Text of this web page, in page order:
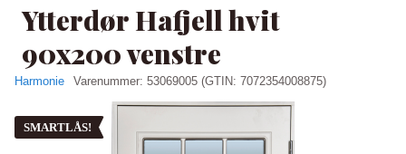
Ytterdør Hafjell hvit
90x200 venstre
Harmonie Varenummer: 53069005 (GTIN: 7072354008875)
SMARTLÅS!